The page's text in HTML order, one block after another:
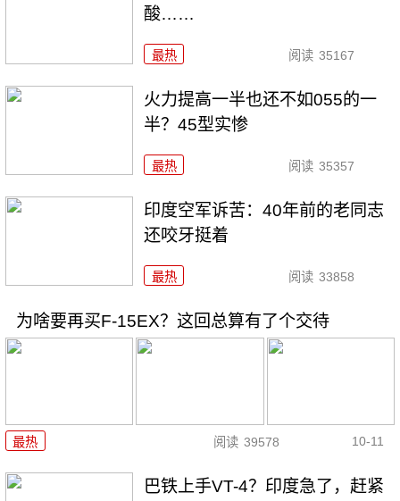
酸……
最热 阅读 35167
火力提高一半也还不如055的一
半？45型实惨
最热 阅读 35357
印度空军诉苦：40年前的老同志
还咬牙挺着
最热 阅读 33858
为啥要再买F-15EX？这回总算有了个交待
最热 阅读 39578 10-11
巴铁上手VT-4？印度急了，赶紧